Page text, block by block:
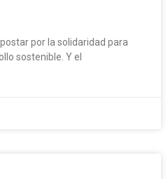
por la solidaridad para
sostenible. Y el